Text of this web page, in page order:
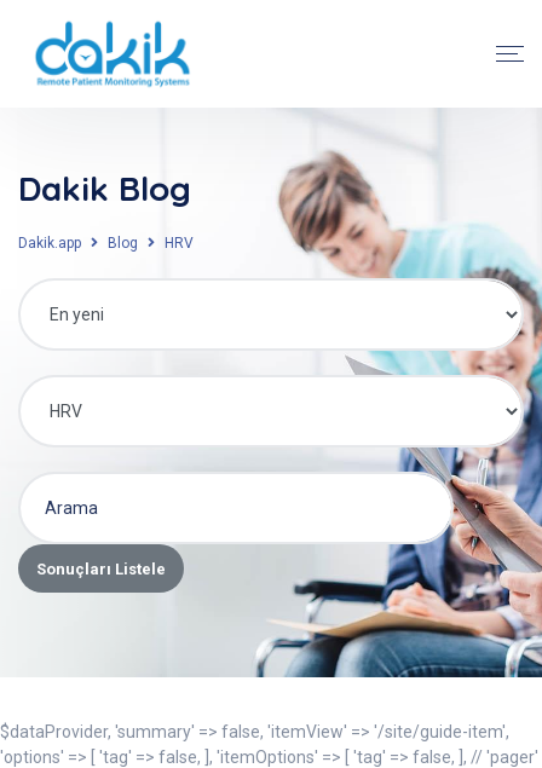
Dakik Blog
Dakik.app Blog HRV
Sonuçları Listele
$dataProvider, 'summary' => false, 'itemView' => '/site/guide-item',
'options' => [ 'tag' => false, ], 'itemOptions' => [ 'tag' => false, ], // 'pager'